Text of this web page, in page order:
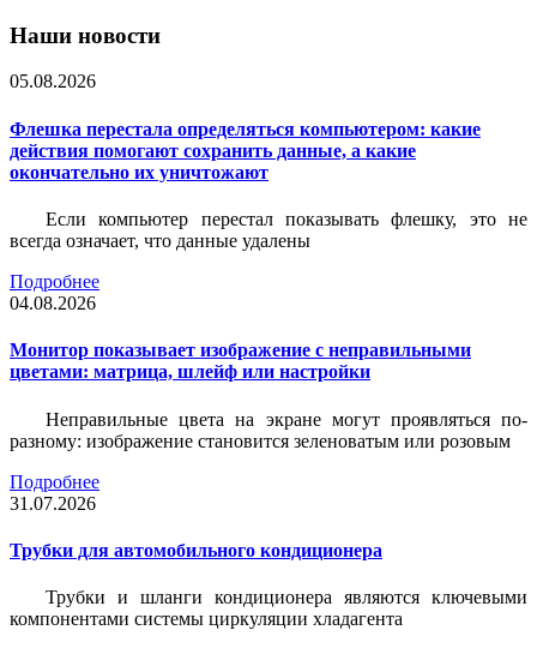
Наши новости
05.08.2026
Флешка перестала определяться компьютером: какие
действия помогают сохранить данные, а какие
окончательно их уничтожают
Если компьютер перестал показывать флешку, это не
всегда означает, что данные удалены
Подробнее
04.08.2026
Монитор показывает изображение с неправильными
цветами: матрица, шлейф или настройки
Неправильные цвета на экране могут проявляться по-
разному: изображение становится зеленоватым или розовым
Подробнее
31.07.2026
Трубки для автомобильного кондиционера
Трубки и шланги кондиционера являются ключевыми
компонентами системы циркуляции хладагента